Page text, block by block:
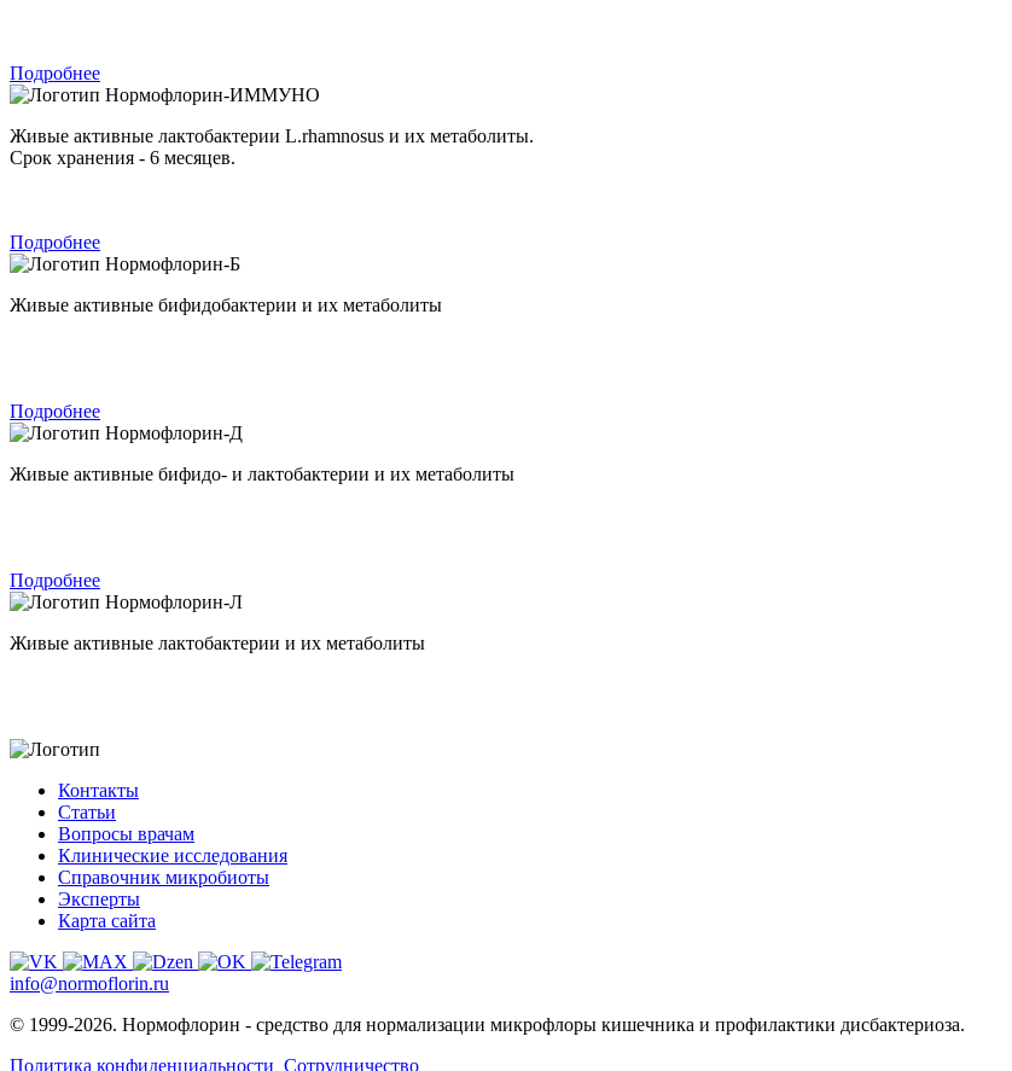
Подробнее
Нормофлорин-ИММУНО
Живые активные лактобактерии L.rhamnosus и их метаболиты.
Срок хранения - 6 месяцев.
Подробнее
Нормофлорин-Б
Живые активные бифидобактерии и их метаболиты
Подробнее
Нормофлорин-Д
Живые активные бифидо- и лактобактерии и их метаболиты
Подробнее
Нормофлорин-Л
Живые активные лактобактерии и их метаболиты
Контакты
Статьи
Вопросы врачам
Клинические исследования
Справочник микробиоты
Эксперты
Карта сайта
info@normoflorin.ru
© 1999-2026. Нормофлорин - средство для нормализации микрофлоры кишечника и профилактики дисбактериоза.
Политика конфиденциальности Сотрудничество